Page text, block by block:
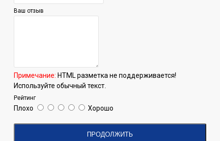
Ваш отзыв
Примечание: HTML разметка не поддерживается!
Используйте обычный текст.
Рейтинг
Плохо Хорошо
ПРОДОЛЖИТЬ